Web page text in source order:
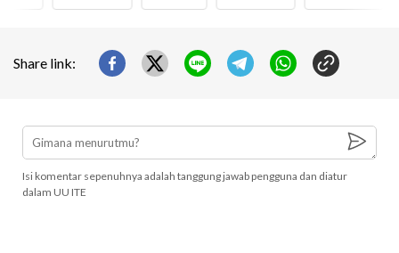
Share link:
Isi komentar sepenuhnya adalah tanggung jawab pengguna dan diatur
dalam UU ITE